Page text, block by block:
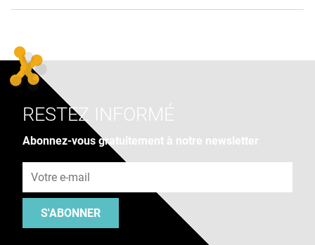
RESTEZ INFORMÉ
Abonnez-vous gratuitement à notre newsletter
S'ABONNER